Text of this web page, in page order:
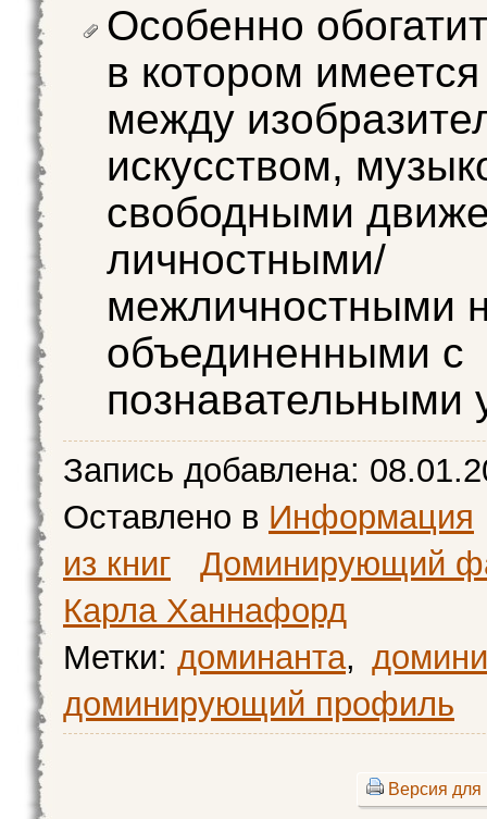
Особенно
в котором
между
искусством,
свободными
личностными/
межличностными
объединенными с
познавательными
Запись добавлена:
Оставлено в Информация
из книг
Доминирующий
Карла Ханнафорд
Метки: доминанта,
доминирующий профиль
Версия для